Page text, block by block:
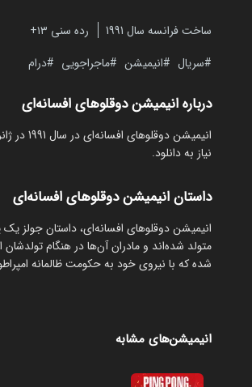
ساخت فرانسه سال 1991
رده سنی ۱۳+
سریال
انیمیشن ماجراجویی درام
درباره انیمیشن دوقلوهای افسانه‌ای
نیاز به دانلود.
داستان انیمیشن دوقلوهای افسانه‌ای
‏انیمیشن دوقلوهای افسانه‌ای، داستان
متولد شده‌اند و مادران آن‌ها در هنگام
شده که با نیروی خود به حکومت ظالمانه
انیمیشن‌های مشابه